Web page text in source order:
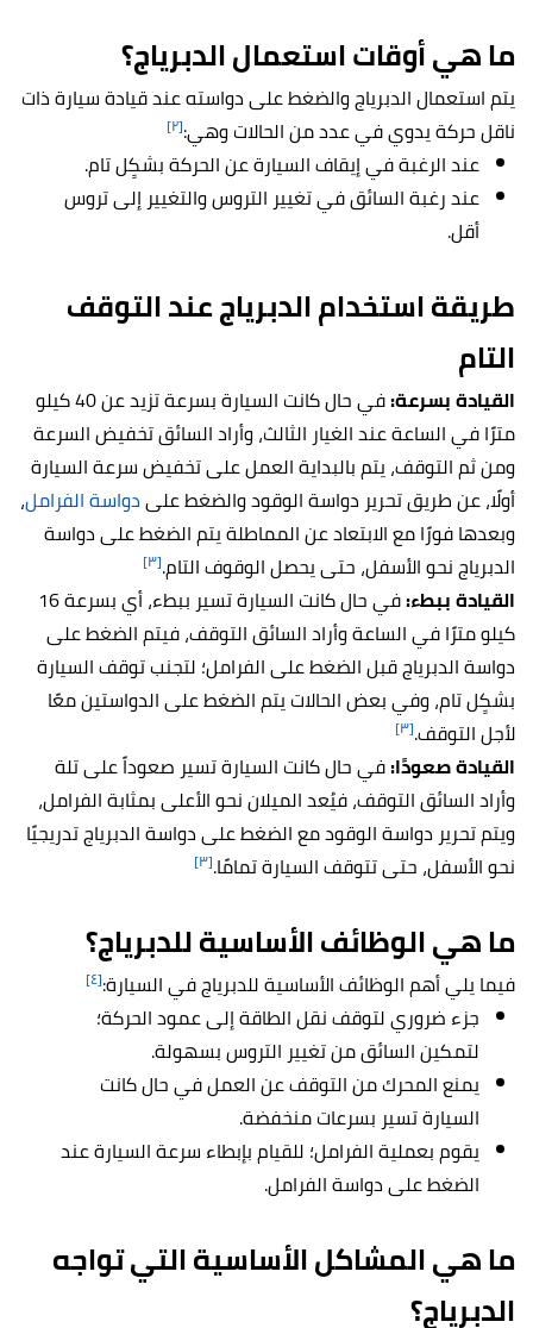
ما هي أوقات استعمال الدبرياج؟
يتم استعمال الدبرياج والضغط على دواسته عند قيادة سيارة ذات
ناقل حركة يدوي في عدد من الحالات وهي:[٢]
عند الرغبة في إيقاف السيارة عن الحركة بشكٍل تام.
عند رغبة السائق في تغيير التروس والتغيير إلى تروس
أقل.
طريقة استخدام الدبرياج عند التوقف
التام
القيادة بسرعة:
في حال كانت السيارة بسرعة تزيد عن 40 كيلو
مترًا في الساعة عند الغيار الثالث، وأراد السائق تخفيض السرعة
ومن ثم التوقف، يتم بالبداية العمل على تخفيض سرعة السيارة
أولًا، عن طريق تحرير دواسة الوقود والضغط علىدواسة الفرامل،
وبعدها فورًا مع الابتعاد عن المماطلة يتم الضغط على دواسة
الدبرياج نحو الأسفل، حتى يحصل الوقوف التام.[٣]
القيادة ببطء:
في حال كانت السيارة تسير ببطء، أي بسرعة 16
كيلو مترًا في الساعة وأراد السائق التوقف، فيتم الضغط على
دواسة الدبرياج قبل الضغط على الفرامل؛ لتجنب توقف السيارة
بشكٍل تام، وفي بعض الحالات يتم الضغط على الدواستين معًا
لأجل التوقف.[٣]
القيادة صعودًا:في حال كانت السيارة تسير صعوداً على تلة
وأراد السائق التوقف، فيُعد الميلان نحو الأعلى بمثابة الفرامل،
ويتم تحرير دواسة الوقود مع الضغط على دواسة الدبرياج تدريجيًا
نحو الأسفل، حتى تتوقف السيارة تمامًا.[٣]
ما هي الوظائف الأساسية للدبرياج؟
فيما يلي أهم الوظائف الأساسية للدبرياج في السيارة:[٤]
جزء ضروري لتوقف نقل الطاقة إلى عمود الحركة؛
لتمكين السائق من تغيير التروس بسهولة.
يمنع المحرك من التوقف عن العمل في حال كانت
السيارة تسير بسرعات منخفضة.
يقوم بعملية الفرامل؛ للقيام بإبطاء سرعة السيارة عند
الضغط على دواسة الفرامل.
ما هي المشاكل الأساسية التي تواجه
الدبرياج؟